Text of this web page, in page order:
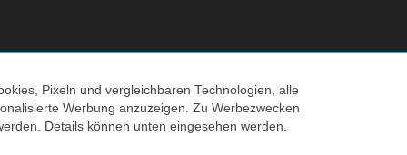
© 2026 Tecedo
Pixeln und vergleichbaren Technologien, alle
Werbung anzuzeigen. Zu Werbezwecken
Details können unten eingesehen werden.